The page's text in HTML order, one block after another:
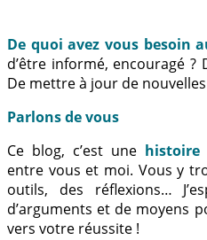
De quoi avez vous besoin
d’être informé, encouragé
De mettre à jour de
Parlons de vous
Ce blog, c’est une histoire
entre vous et moi. Vous y
outils, des réflexions…
d’arguments et de moyens
vers votre réussite !